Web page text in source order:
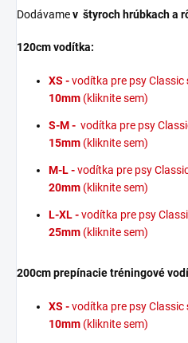
Dodávamev štyroch hrúbkach a
120cm vodítka:
XS -vodítka pre psy Classic
10mm (kliknite sem)
S-M - vodítka pre psy
15mm (kliknite sem)
M-L -vodítka pre psy
20mm (kliknite sem)
L-XL -vodítka pre psy
25mm (kliknite sem)
200cm prepínacie tréningové
XS -vodítka pre psy Classic
10mm (kliknite sem)